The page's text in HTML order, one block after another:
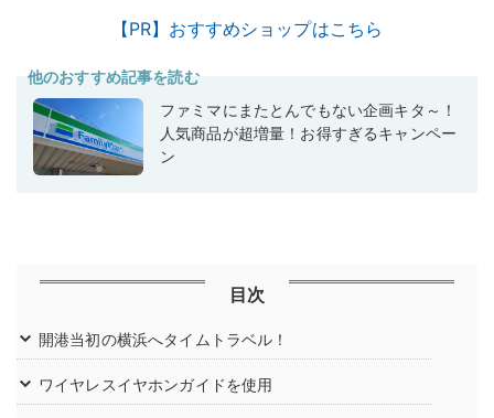
【PR】おすすめショップはこちら
他のおすすめ記事を読む
ファミマにまたとんでもない企画キタ～！
人気商品が超増量！お得すぎるキャンペー
ン
目次
開港当初の横浜へタイムトラベル！
ワイヤレスイヤホンガイドを使用